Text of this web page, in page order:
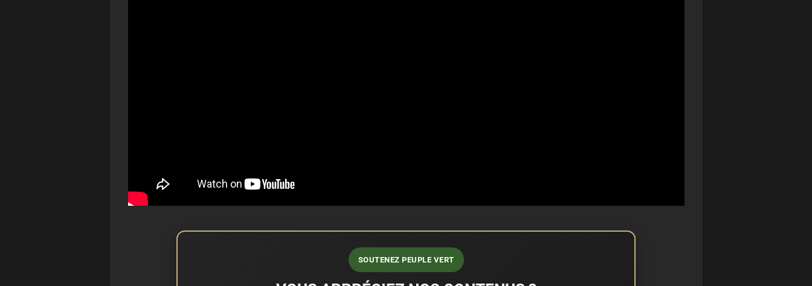
SOUTENEZ PEUPLE VERT